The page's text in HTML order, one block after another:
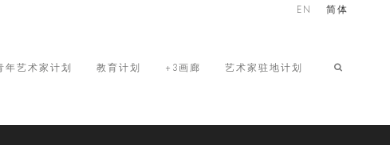
年艺术家计划 教育计划 +3画廊 艺术家驻地计划
EN 简体